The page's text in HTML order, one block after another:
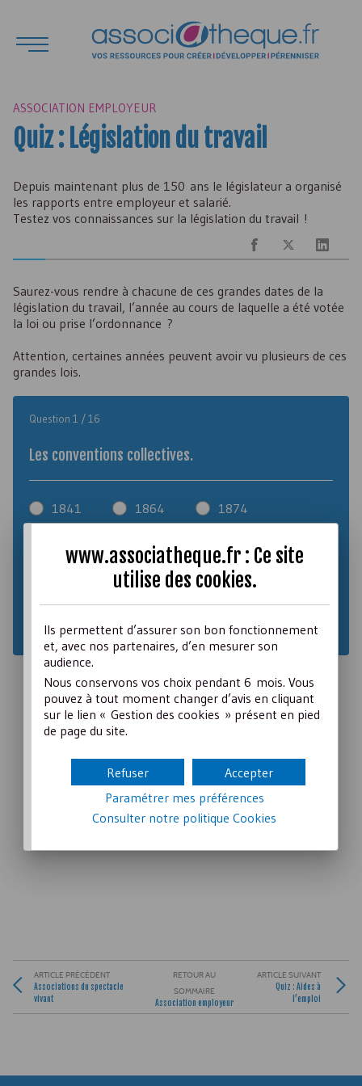
ASSOCIATION EMPLOYEUR
Quiz : Législation du travail
Depuis maintenant plus de 150 ans le législateur a organisé
les rapports entre employeur et salarié.
Testez vos connaissances sur la législation du travail !
Saurez-vous rendre à chacune de ces grandes dates de la
législation du travail, l’année au cours de laquelle a été votée
la loi ou prise l’ordonnance ?
Attention, certaines années peuvent avoir vu plusieurs de ces
grandes lois.
Question 1 / 16
Les conventions collectives.
1841 1864
1874
1945
1956
1969
1982 1998
ARTICLE PRÉCÉDENT
Associations du spectacle
vivant
RETOUR AU
SOMMAIRE
Association employeur
ARTICLE SUIVANT
Quiz : Aides à
l’emploi
www.associatheque.fr : Ce site
utilise des cookies.
Ils permettent d’assurer son bon fonctionnement
et, avec nos partenaires, d’en mesurer son
audience.
Nous conservons vos choix pendant 6 mois. Vous
pouvez à tout moment changer d’avis en cliquant
sur le lien « Gestion des cookies » présent en pied
de page du site.
Accepter
Refuser
Paramétrer mes préférences
Consulter notre politiqueCookies